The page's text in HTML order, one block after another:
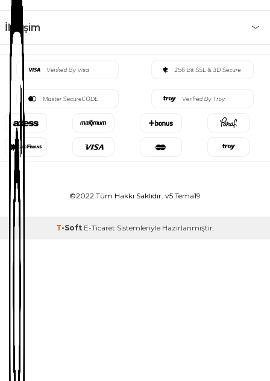
İletişim
©2022 Tüm Hakkı Saklıdır. v5 Tema19
T-Soft E-Ticaret Sistemleriyle Hazırlanmıştır.